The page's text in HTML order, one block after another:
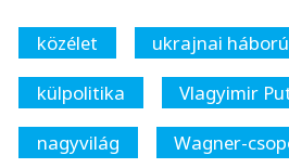
közélet
ukrajnai háború
külpolitika
Vlagyimir
nagyvilág
Wagner-